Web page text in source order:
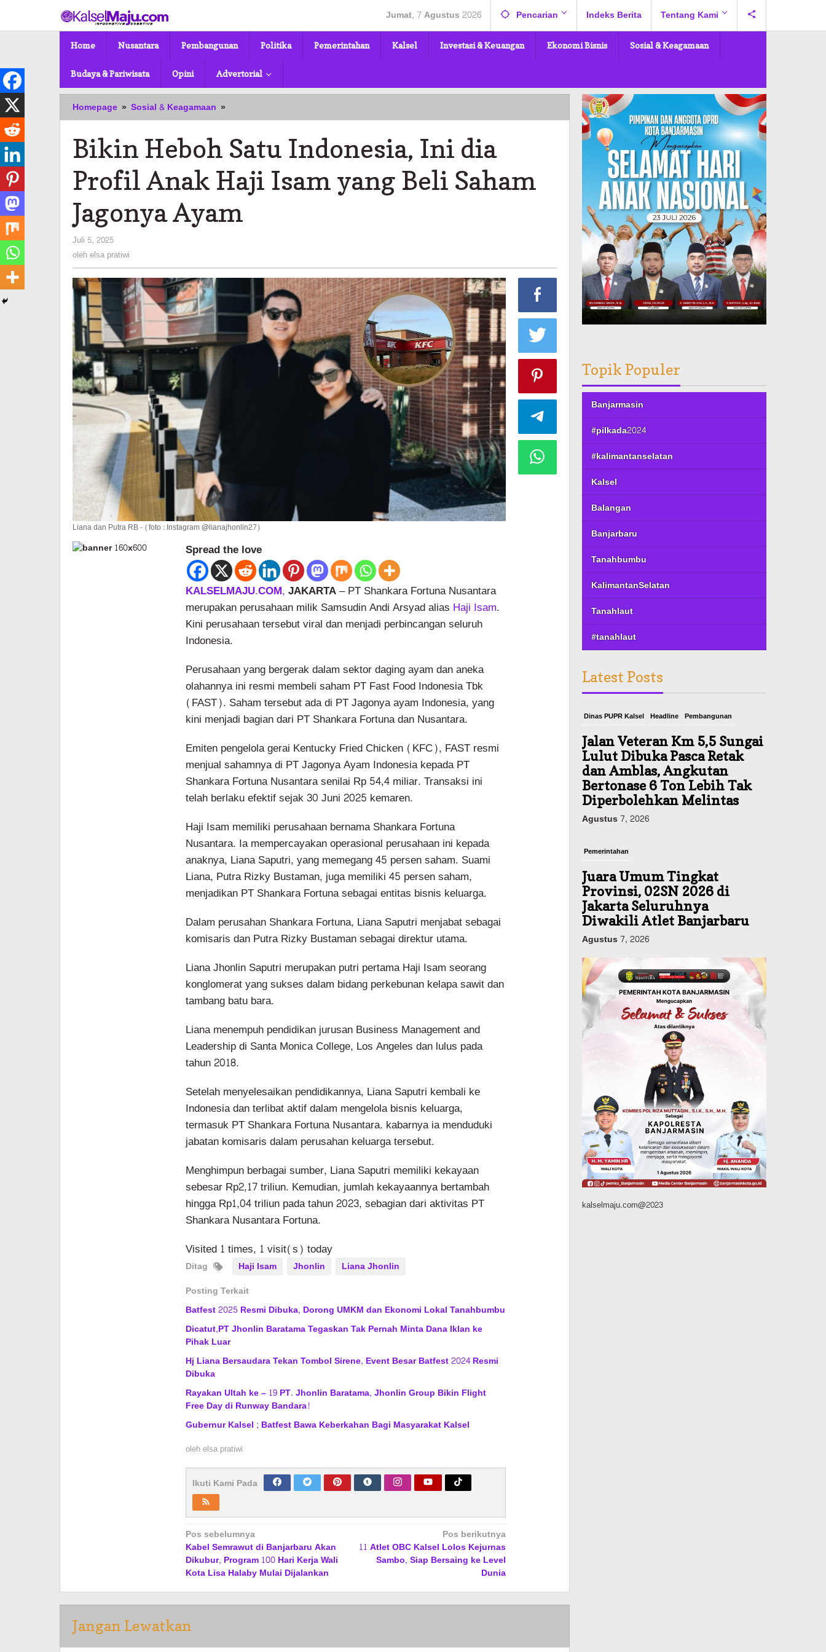
konten
Jumat, 7 Agustus 2026 Pencarian Indeks Berita Tentang Kami
Home Nusantara Pembangunan Politika Pemerintahan Kalsel Investasi & Keuangan Ekonomi Bisnis Sosial & Keagamaan
Budaya & Pariwisata Opini Advertorial
Homepage » Sosial & Keagamaan »
Heboh
Indonesia,
Ini
dia
Profil
Anak
Haji
Isam
Jagonya
Bikin Heboh Satu Indonesia, Ini dia
Profil Anak Haji Isam yang Beli Saham
Jagonya Ayam
Juli 5, 2025
elsa
pratiwi
olehelsa pratiwi
Liana dan Putra RB - (foto : Instagram @lianajhonlin27)
Spread the love
KALSELMAJU.COM,JAKARTA– PT Shankara Fortuna Nusantara
merupakan perusahaan milik Samsudin Andi Arsyad alias Haji Isam.
Kini perusahaan tersebut viral dan menjadi perbincangan seluruh
Indonesia.
Perusahaan yang bergerak dalam sektor daging ayam dan aneka
olahannya ini resmi membeli saham PT Fast Food Indonesia Tbk
(FAST). Saham tersebut ada di PT Jagonya ayam Indonesia, yang
kini menjadi bagian dari PT Shankara Fortuna dan Nusantara.
Emiten pengelola gerai Kentucky Fried Chicken (KFC), FAST resmi
menjual sahamnya di PT Jagonya Ayam Indonesia kepada PT
Shankara Fortuna Nusantara senilai Rp 54,4 miliar. Transaksi ini
telah berlaku efektif sejak 30 Juni 2025 kemaren.
Haji Isam memiliki perusahaan bernama Shankara Fortuna
Nusantara. Ia mempercayakan operasional perusahaan ini kepada
anaknya, Liana Saputri, yang memegang 45 persen saham. Suami
Liana, Putra Rizky Bustaman, juga memiliki 45 persen saham,
menjadikan PT Shankara Fortuna sebagai entitas bisnis keluarga.
Dalam perusahan Shankara Fortuna, Liana Saputri menjabat sebagai
komisaris dan Putra Rizky Bustaman sebagai direktur utama.
Liana Jhonlin Saputri merupakan putri pertama Haji Isam seorang
konglomerat yang sukses dalam bidang perkebunan kelapa sawit dan
tambang batu bara.
Liana menempuh pendidikan jurusan Business Management and
Leadership di Santa Monica College, Los Angeles dan lulus pada
tahun 2018.
Setelah menyelesaikan pendidikannya, Liana Saputri kembali ke
Indonesia dan terlibat aktif dalam mengelola bisnis keluarga,
termasuk PT Shankara Fortuna Nusantara. kabarnya ia menduduki
jabatan komisaris dalam perusahan keluarga tersebut.
Menghimpun berbagai sumber, Liana Saputri memiliki kekayaan
sebesar Rp2,17 triliun. Kemudian, jumlah kekayaannya bertambah
hingga Rp1,04 triliun pada tahun 2023, sebagian dari aktivitas PT
Shankara Nusantara Fortuna.
Visited 1 times, 1 visit(s) today
Ditag Haji Isam Jhonlin
Liana Jhonlin
Posting Terkait
Batfest 2025 Resmi Dibuka, Dorong UMKM dan Ekonomi Lokal Tanahbumbu
Dicatut,PT Jhonlin Baratama Tegaskan Tak Pernah Minta Dana Iklan ke
Pihak Luar
Hj Liana Bersaudara Tekan Tombol Sirene, Event Besar Batfest 2024 Resmi
Dibuka
Rayakan Ultah ke – 19 PT. Jhonlin Baratama, Jhonlin Group Bikin Flight
Free Day di Runway Bandara!
Gubernur Kalsel ; Batfest Bawa Keberkahan Bagi Masyarakat Kalsel
olehelsa pratiwi
Ikuti Kami Pada
Navigasi
pos
Pos sebelumnya
Kabel Semrawut di Banjarbaru Akan
Dikubur, Program 100 Hari Kerja Wali
Kota Lisa Halaby Mulai Dijalankan
Pos berikutnya
11 Atlet OBC Kalsel Lolos Kejurnas
Sambo, Siap Bersaing ke Level
Dunia
Jangan Lewatkan
Topik Populer
Banjarmasin
#pilkada2024
#kalimantanselatan
Kalsel
Balangan
Banjarbaru
Tanahbumbu
KalimantanSelatan
Tanahlaut
#tanahlaut
Latest Posts
Dinas PUPR Kalsel Headline Pembangunan
Jalan Veteran Km 5,5 Sungai
Lulut Dibuka Pasca Retak
dan Amblas, Angkutan
Bertonase 6 Ton Lebih Tak
Diperbolehkan Melintas
Agustus 7, 2026
Pemerintahan
Juara Umum Tingkat
Provinsi, 02SN 2026 di
Jakarta Seluruhnya
Diwakili Atlet Banjarbaru
Agustus 7, 2026
Headline Investasi & Keuangan
KUA-PPAS 2027 Banjarbaru
Defisit 170 Miliar,
Pendapatan 1,2 Triliun
Belanja 1,37 Triliun, Tutup
Kekurangan dari SiLPA
Agustus 7, 2026
Kalsel
Operasi Sikat Intan 2026
Berakhir, Polda Kalsel
Amankan Ribuan Miras
Hingga Beberapa Tuak
kalselmaju.com@2023